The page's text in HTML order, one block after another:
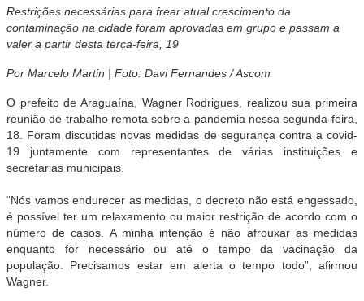
Restrições necessárias para frear atual crescimento da
contaminação na cidade foram aprovadas em grupo e passam a
valer a partir desta terça-feira, 19
Por Marcelo Martin | Foto: Davi Fernandes / Ascom
O prefeito de Araguaína, Wagner Rodrigues, realizou sua primeira
reunião de trabalho remota sobre a pandemia nessa segunda-feira,
18. Foram discutidas novas medidas de segurança contra a covid-
19 juntamente com representantes de várias instituições e
secretarias municipais.
“Nós vamos endurecer as medidas, o decreto não está engessado,
é possível ter um relaxamento ou maior restrição de acordo com o
número de casos. A minha intenção é não afrouxar as medidas
enquanto for necessário ou até o tempo da vacinação da
população. Precisamos estar em alerta o tempo todo”, afirmou
Wagner.